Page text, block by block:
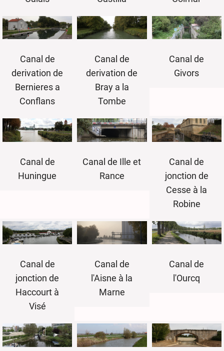
Canal de
derivation de
Bernieres a
Conflans
Canal de
derivation de
Bray a la
Tombe
Canal de
Givors
Canal de
Huningue
Canal de Ille et
Rance
Canal de
jonction de
Cesse à la
Robine
Canal de
jonction de
Haccourt à
Visé
Canal de
l'Aisne à la
Marne
Canal de
l'Ourcq